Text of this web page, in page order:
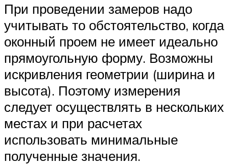
При проведении замеров надо
учитывать то обстоятельство, когда
оконный проем не имеет идеально
прямоугольную форму. Возможны
искривления геометрии (ширина и
высота). Поэтому измерения
следует осуществлять в нескольких
местах и при расчетах
использовать минимальные
полученные значения.